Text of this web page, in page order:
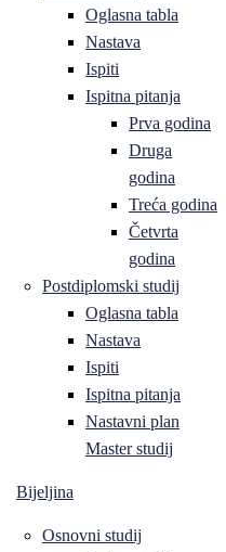
Oglasna tabla
Nastava
Ispiti
Ispitna pitanja
Prva godina
Druga
godina
Treća godina
Četvrta
godina
Postdiplomski studij
Oglasna tabla
Nastava
Ispiti
Ispitna pitanja
Nastavni plan
Master studij
Bijeljina
Osnovni studij